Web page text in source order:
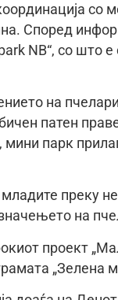
со
Според
NB“, со
на
патен
парк
преку
на
проект
„Зелена